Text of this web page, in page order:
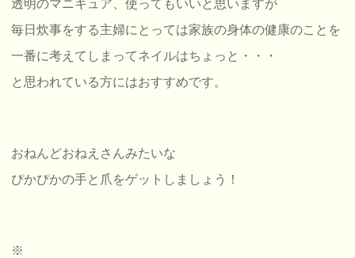
透明のマニキュア、使ってもいいと思いますが
毎日炊事をする主婦にとっては家族の身体の健康のことを
一番に考えてしまってネイルはちょっと・・・
と思われている方にはおすすめです。
おねんどおねえさんみたいな
ぴかぴかの手と爪をゲットしましょう！
※